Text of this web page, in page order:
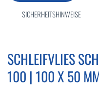
SCHLEIFVLIES
100 | 100 X 50
SICHERHEITSHINWEISE